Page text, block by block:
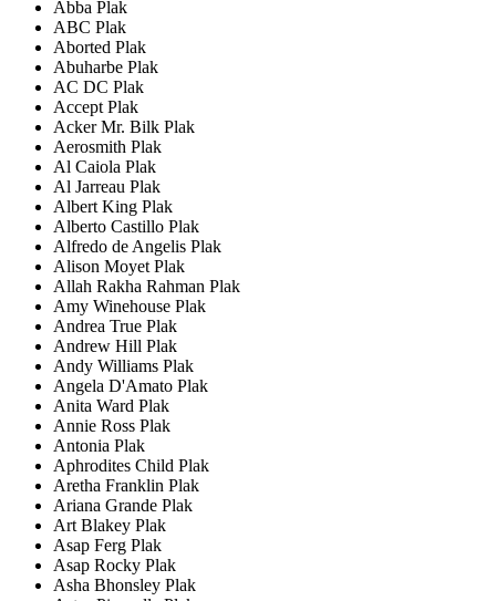
Abba Plak
ABC Plak
Aborted Plak
Abuharbe Plak
AC DC Plak
Accept Plak
Acker Mr. Bilk Plak
Aerosmith Plak
Al Caiola Plak
Al Jarreau Plak
Albert King Plak
Alberto Castillo Plak
Alfredo de Angelis Plak
Alison Moyet Plak
Allah Rakha Rahman Plak
Amy Winehouse Plak
Andrea True Plak
Andrew Hill Plak
Andy Williams Plak
Angela D'Amato Plak
Anita Ward Plak
Annie Ross Plak
Antonia Plak
Aphrodites Child Plak
Aretha Franklin Plak
Ariana Grande Plak
Art Blakey Plak
Asap Ferg Plak
Asap Rocky Plak
Asha Bhonsley Plak